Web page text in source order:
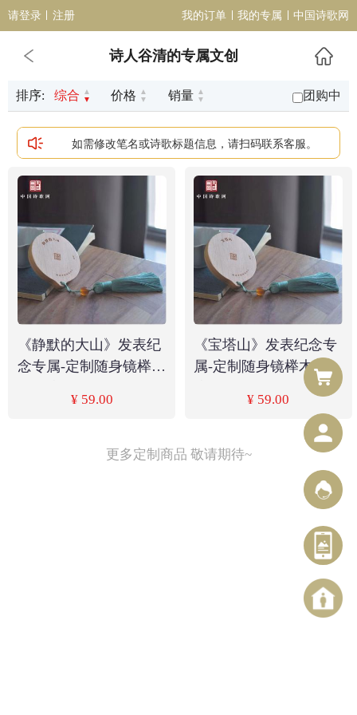
请登录 注册 我的订单 我的专属 中国诗歌网
诗人谷清的专属文创
排序: 综合
▲
▼
价格
▲
▼
销量
▲
▼
团购中
如需修改笔名或诗歌标题信息，请扫码联系客服。
《静默的大山》发表纪
念专属-定制随身镜榉木
¥ 59.00
《宝塔山》发表纪念专
属-定制随身镜榉木精雕
¥ 59.00
更多定制商品 敬请期待~